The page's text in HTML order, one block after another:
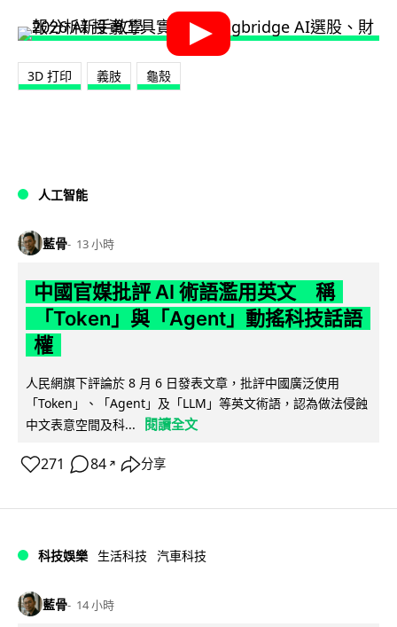
3D 打印 義肢 龜殼
人工智能
藍骨 13 小時
中國官媒批評 AI 術語濫用英文 稱
「Token」與「Agent」動搖科技話語
權
人民網旗下評論於 8 月 6 日發表文章，批評中國廣泛使用
「Token」、「Agent」及「LLM」等英文術語，認為做法侵蝕
中文表意空間及科...
閱讀全文
271 84 ↗ 分享
科技娛樂 生活科技 汽車科技
藍骨 14 小時